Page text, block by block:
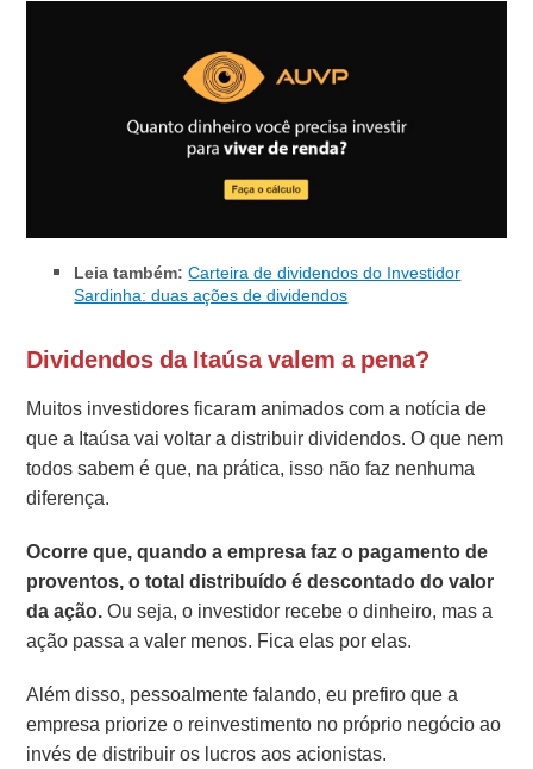
Leia também: Carteira de dividendos do Investidor
Sardinha: duas ações de dividendos
Dividendos da Itaúsa valem a pena?
Muitos investidores ficaram animados com a notícia de
que a Itaúsa vai voltar a distribuir dividendos. O que nem
todos sabem é que, na prática, isso não faz nenhuma
diferença.
Ocorre que, quando a empresa faz o pagamento de
proventos, o total distribuído é descontado do valor
da ação.Ou seja, o investidor recebe o dinheiro, mas a
ação passa a valer menos. Fica elas por elas.
Além disso, pessoalmente falando, eu prefiro que a
empresa priorize o reinvestimento no próprio negócio ao
invés de distribuir os lucros aos acionistas.